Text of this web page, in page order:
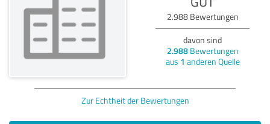
2.988Bewertungen
davon sind
2.988Bewertungen
aus 1 anderen Quelle
Zur Echtheit der Bewertungen